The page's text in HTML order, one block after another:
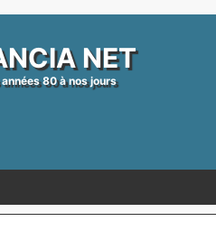
NET
80 à nos jours